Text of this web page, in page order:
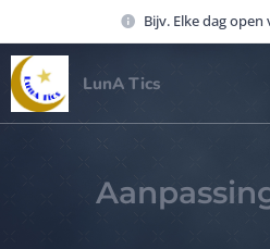
Bijv. Elke dag
LunA Tics